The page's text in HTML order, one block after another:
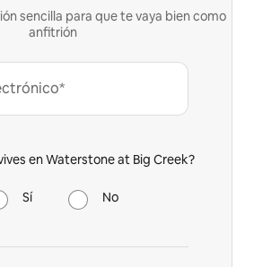
sencilla para que te vaya bien como
anfitrión
en Waterstone at Big Creek?
Sí No